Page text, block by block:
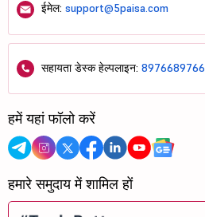
ईमेल: support@5paisa.com
सहायता डेस्क हेल्पलाइन: 8976689766
हमें यहां फॉलो करें
हमारे समुदाय में शामिल हों